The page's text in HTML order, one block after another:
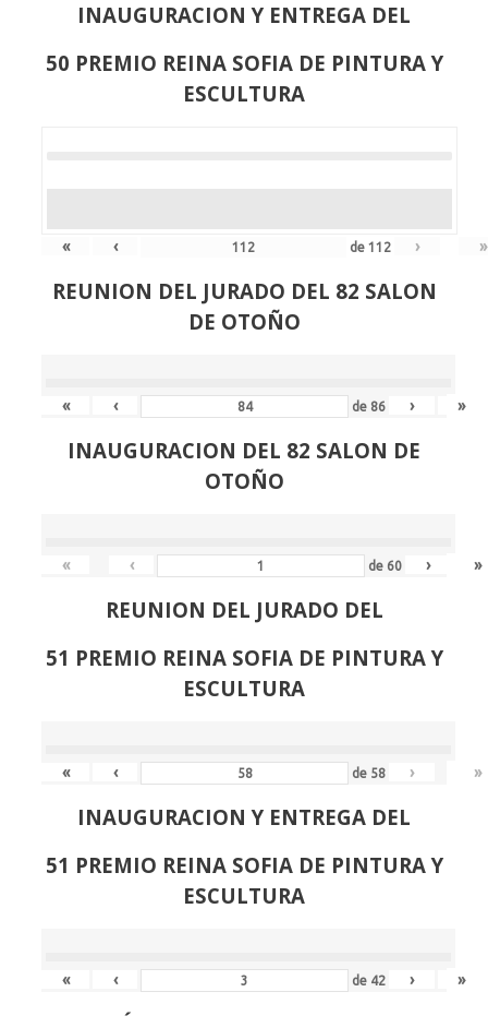
INAUGURACION Y ENTREGA DEL
50 PREMIO REINA SOFIA DE PINTURA Y
ESCULTURA
« ‹ de112 › »
REUNION DEL JURADO DEL 82 SALON
DE OTOÑO
« ‹ de 86 › »
INAUGURACION DEL 82 SALON DE
OTOÑO
« ‹ de 60 › »
REUNION DEL JURADO DEL
51 PREMIO REINA SOFIA DE PINTURA Y
ESCULTURA
« ‹ de 58 › »
INAUGURACION Y ENTREGA DEL
51 PREMIO REINA SOFIA DE PINTURA Y
ESCULTURA
« ‹ de 42 › »